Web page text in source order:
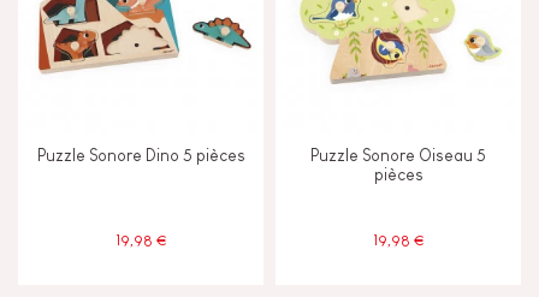
Découvrir & expérimenter
Imaginer inventer & créer
Lire écrire & compter
Puzzle Sonore Dino 5 pièces
19,98 €
Puzzle Sonore Oiseau 5
pièces
19,98 €